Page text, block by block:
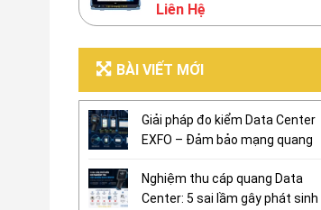
Liên Hệ
BÀI VIẾT MỚI
Giải pháp đo kiểm Data Center
EXFO – Đảm bảo mạng quang
Nghiệm thu cáp quang Data
Center: 5 sai lầm gây phát sinh